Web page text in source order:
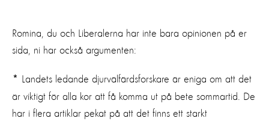
Romina, du och Liberalerna har inte bara opinionen på er
sida, ni har också argumenten:
*
Landets ledande djurvälfärdsforskare är eniga om att det
är viktigt för alla kor att få komma ut på bete sommartid. De
har i flera artiklar pekat på att det finns ett starkt